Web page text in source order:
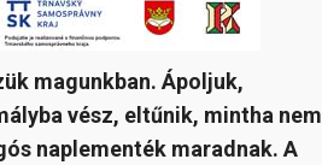
magunkban. Ápoljuk,
vész, eltűnik, mintha nem
naplementék maradnak. A